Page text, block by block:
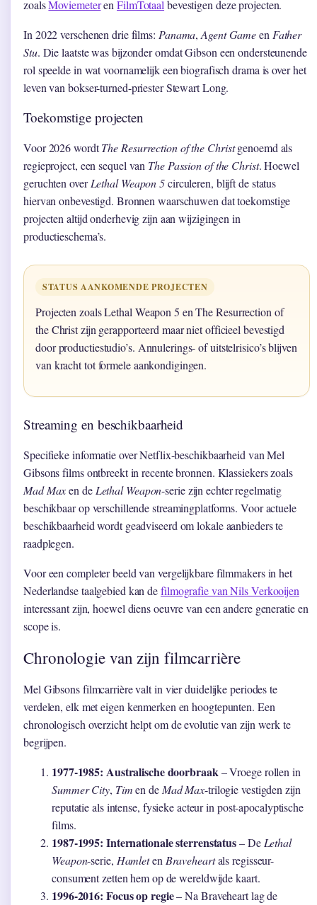
zoalsMoviemeterenFilmTotaal bevestigen deze projecten.
In 2022 verschenen drie films: Panama,Agent Gameen Father
Stu. Die laatste was bijzonder omdat Gibson een ondersteunende
rol speelde in wat voornamelijk een biografisch drama is over het
leven van bokser-turned-priester Stewart Long.
Toekomstige projecten
Voor 2026 wordtThe Resurrection of the Christgenoemd als
regieproject, een sequel van The Passion of the Christ. Hoewel
geruchten overLethal Weapon 5circuleren, blijft de status
hiervan onbevestigd. Bronnen waarschuwen dat toekomstige
projecten altijd onderhevig zijn aan wijzigingen in
productieschema’s.
STATUS AANKOMENDE PROJECTEN
Projecten zoals Lethal Weapon 5 en The Resurrection of
the Christ zijn gerapporteerd maar niet officieel bevestigd
door productiestudio’s. Annulerings- of uitstelrisico’s blijven
van kracht tot formele aankondigingen.
Streaming en beschikbaarheid
Specifieke informatie over Netflix-beschikbaarheid van Mel
Gibsons films ontbreekt in recente bronnen. Klassiekers zoals
Mad Maxen deLethal Weapon-serie zijn echter regelmatig
beschikbaar op verschillende streamingplatforms. Voor actuele
beschikbaarheid wordt geadviseerd om lokale aanbieders te
raadplegen.
Voor een completer beeld van vergelijkbare filmmakers in het
Nederlandse taalgebied kan defilmografie van Nils Verkooijen
interessant zijn, hoewel diens oeuvre van een andere generatie en
scope is.
Chronologie van zijn filmcarrière
Mel Gibsons filmcarrière valt in vier duidelijke periodes te
verdelen, elk met eigen kenmerken en hoogtepunten. Een
chronologisch overzicht helpt om de evolutie van zijn werk te
begrijpen.
1977-1985: Australische doorbraak– Vroege rollen in
Summer City, Timen deMad Max-trilogie vestigden zijn
reputatie als intense, fysieke acteur in post-apocalyptische
films.
1987-1995: Internationale sterrenstatus– DeLethal
Weapon-serie, HamletenBraveheartals regisseur-
consument zetten hem op de wereldwijde kaart.
1996-2016: Focus op regie– Na Braveheart lag de